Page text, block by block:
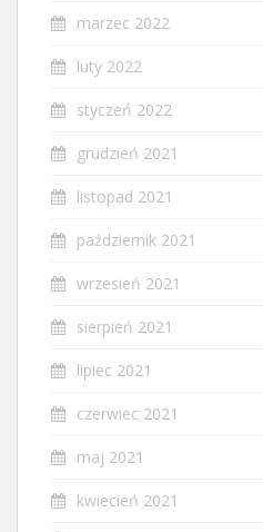
marzec 2022
luty 2022
styczeń 2022
grudzień 2021
listopad 2021
październik 2021
wrzesień 2021
sierpień 2021
lipiec 2021
czerwiec 2021
maj 2021
kwiecień 2021